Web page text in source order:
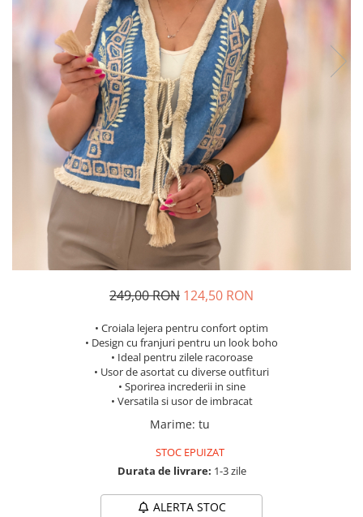
Costume de baie
249,00 RON 124,50 RON
• Croiala lejera pentru confort optim
• Design cu franjuri pentru un look boho
• Ideal pentru zilele racoroase
• Usor de asortat cu diverse outfituri
• Sporirea increderii in sine
• Versatila si usor de imbracat
Marime: tu
STOC EPUIZAT
Durata de livrare: 1-3 zile
ALERTA STOC